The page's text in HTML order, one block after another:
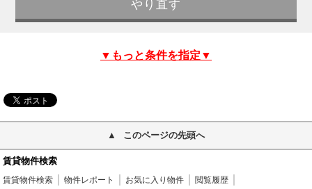
▼もっと条件を指定▼
このページの先頭へ
賃貸物件検索
賃貸物件検索 物件レポート お気に入り物件
閲覧履歴